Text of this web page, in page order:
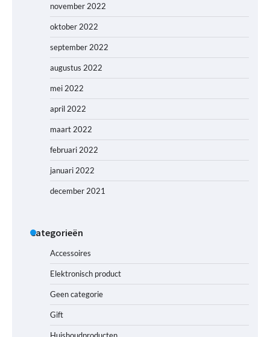
november 2022
oktober 2022
september 2022
augustus 2022
mei 2022
april 2022
maart 2022
februari 2022
januari 2022
december 2021
Categorieën
Accessoires
Elektronisch product
Geen categorie
Gift